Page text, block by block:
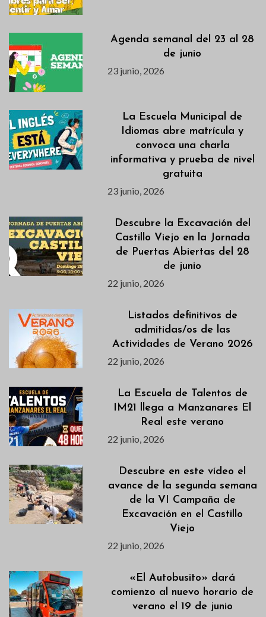
Agenda semanal del 23 al 28
de junio
23 junio, 2026
La Escuela Municipal de
Idiomas abre matrícula y
convoca una charla
informativa y prueba de nivel
gratuita
23 junio, 2026
Descubre la Excavación del
Castillo Viejo en la Jornada
de Puertas Abiertas del 28
de junio
22 junio, 2026
Listados definitivos de
admitidas/os de las
Actividades de Verano 2026
22 junio, 2026
La Escuela de Talentos de
IM21 llega a Manzanares El
Real este verano
22 junio, 2026
Descubre en este vídeo el
avance de la segunda semana
de la VI Campaña de
Excavación en el Castillo
Viejo
22 junio, 2026
«El Autobusito» dará
comienzo al nuevo horario de
verano el 19 de junio